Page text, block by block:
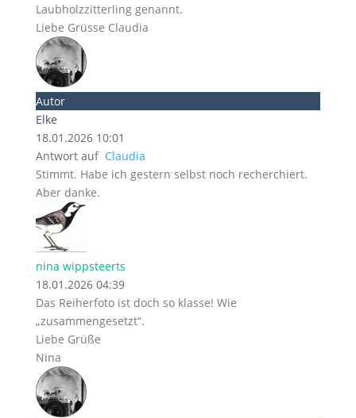
Laubholzzitterling genannt.
Liebe Grüsse Claudia
Autor
Elke
18.01.2026 10:01
Antwort auf Claudia
Stimmt. Habe ich gestern selbst noch recherchiert.
Aber danke.
nina wippsteerts
18.01.2026 04:39
Das Reiherfoto ist doch so klasse! Wie
„zusammengesetzt“.
Liebe Grüße
Nina